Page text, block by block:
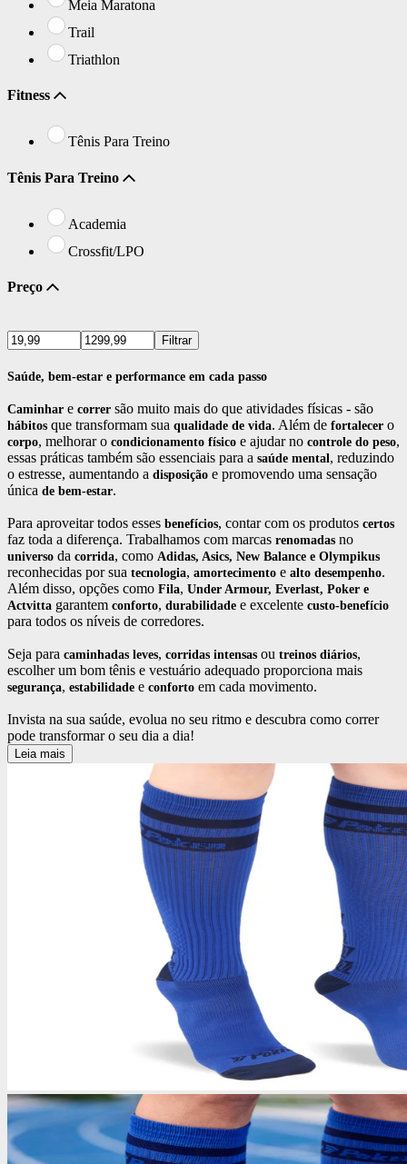
Meia Maratona
Trail
Triathlon
Fitness
Tênis Para Treino
Tênis Para Treino
Academia
Crossfit/LPO
Preço
Filtrar
Saúde, bem-estar e performance em cada passo
Caminhar e correr são muito mais do que atividades físicas - são
hábitos que transformam sua qualidade de vida. Além de fortalecer o
corpo, melhorar o condicionamento físico e ajudar no controle do peso,
essas práticas também são essenciais para a saúde mental, reduzindo
o estresse, aumentando a disposição e promovendo uma sensação
única de bem-estar.
Para aproveitar todos esses benefícios, contar com os produtos certos
faz toda a diferença. Trabalhamos com marcas renomadas no
universo da corrida, como Adidas, Asics, New Balance e Olympikus
reconhecidas por sua tecnologia, amortecimento e alto desempenho.
Além disso, opções como Fila, Under Armour, Everlast, Poker e
Actvitta garantem conforto, durabilidade e excelente custo-benefício
para todos os níveis de corredores.
Seja para caminhadas leves, corridas intensas ou treinos diários,
escolher um bom tênis e vestuário adequado proporciona mais
segurança, estabilidade e conforto em cada movimento.
Invista na sua saúde, evolua no seu ritmo e descubra como correr
pode transformar o seu dia a dia!
Leia mais